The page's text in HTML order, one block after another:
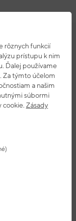
rôznych funkcií
prístupu k nim
Ďalej používame
Za týmto účelom
a našim
súbormi
cookie. Zásady